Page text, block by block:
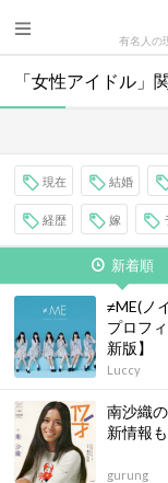
有名人の
「女性アイドル」
現在 結婚
経歴 嫁
新着順
≠ME(ノ
プロフ
新版】
Luccy
南沙織
新情報
gurung